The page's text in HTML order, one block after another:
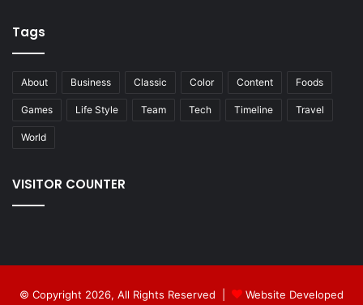
Tags
About Business Classic Color Content Foods
Games Life Style Team Tech Timeline Travel
World
VISITOR COUNTER
© Copyright 2026, All Rights Reserved | Website Developed